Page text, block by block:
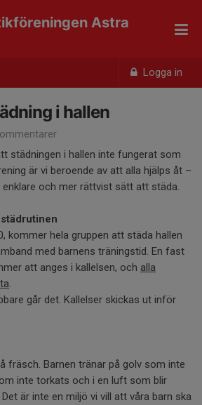
Logga in
Astra
i hallen
städningen i hallen inte fungerat som
är vi beroende av att alla hjälps åt –
och mer rättvist sätt att städa.
kommer hela gruppen att städa hallen
med barnens träningstid. En fast
att anges i kallelsen, och alla
.
går det. Kallelser skickas ut inför
fräsch. Barnen tränar på golv som inte
inte torkats och i en luft som blir
är inte en miljö vi vill att våra barn ska